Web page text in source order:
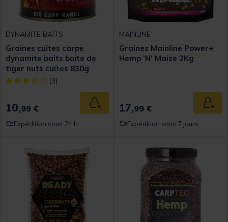
DYNAMITE BAITS
Graines cuites carpe
dynamite baits boite de
tiger nuts cuites 830g
[object Object] out of 5 Customer Rating
(3)
10,99 € Ajouter au panier
Expédition sous 24 h
MAINLINE
Graines Mainline Power+
Hemp ’N’ Maize 2Kg
17,99 €
Expédition sous 7 jours